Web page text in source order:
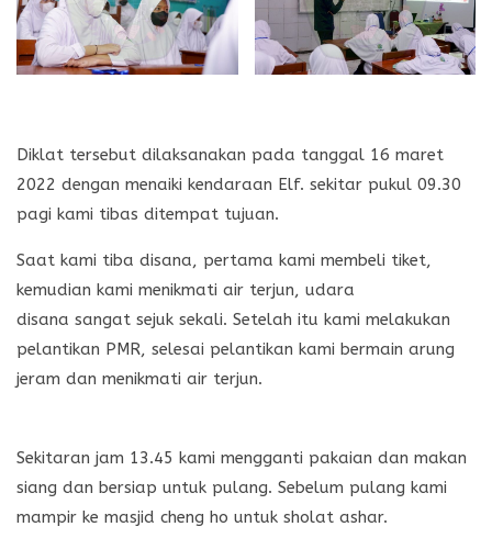
Diklat tersebut dilaksanakan pada tanggal 16 maret
2022 dengan menaiki kendaraan Elf. sekitar pukul 09.30
pagi kami tibas ditempat tujuan.
Saat kami tiba disana, pertama kami membeli tiket,
kemudian kami menikmati air terjun, udara
disana sangat sejuk sekali. Setelah itu kami melakukan
pelantikan PMR, selesai pelantikan kami bermain arung
jeram dan menikmati air terjun.
Sekitaran jam 13.45 kami mengganti pakaian dan makan
siang dan bersiap untuk pulang. Sebelum pulang kami
mampir ke masjid cheng ho untuk sholat ashar.